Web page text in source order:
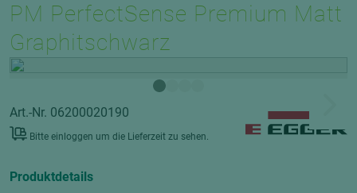
PM PerfectSense Premium Matt
Graphitschwarz
Art.-Nr. 06200020190
Bitte einloggen um die Lieferzeit zu sehen.
Produktdetails